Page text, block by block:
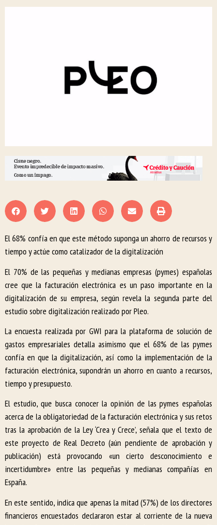
El 68% confía en que este método suponga un ahorro de recursos y
tiempo y actúe como catalizador de la digitalización
El 70% de las pequeñas y medianas empresas (pymes) españolas
cree que la facturación electrónica es un paso importante en la
digitalización de su empresa, según revela la segunda parte del
estudio sobre digitalización realizado por Pleo.
La encuesta realizada por GWI para la plataforma de solución de
gastos empresariales detalla asimismo que el 68% de las pymes
confía en que la digitalización, así como la implementación de la
facturación electrónica, supondrán un ahorro en cuanto a recursos,
tiempo y presupuesto.
El estudio, que busca conocer la opinión de las pymes españolas
acerca de la obligatoriedad de la facturación electrónica y sus retos
tras la aprobación de la Ley ‘Crea y Crece’, señala que el texto de
este proyecto de Real Decreto (aún pendiente de aprobación y
publicación) está provocando «un cierto desconocimiento e
incertidumbre» entre las pequeñas y medianas compañías en
España.
En este sentido, indica que apenas la mitad (57%) de los directores
financieros encuestados declararon estar al corriente de la nueva